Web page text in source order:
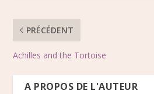
PRÉCÉDENT
Achilles and the Tortoise
A PROPOS DE L'AUTEUR